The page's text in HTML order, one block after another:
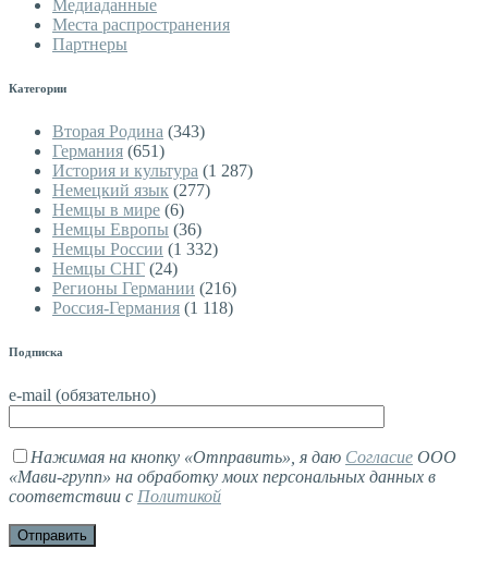
Медиаданные
Места распространения
Партнеры
Категории
Вторая Родина (343)
Германия (651)
История и культура (1 287)
Немецкий язык (277)
Немцы в мире (6)
Немцы Европы (36)
Немцы России (1 332)
Немцы СНГ (24)
Регионы Германии (216)
Россия-Германия (1 118)
Подписка
e-mail (обязательно)
Нажимая на кнопку «Отправить», я даю Согласие ООО
«Мави-групп» на обработку моих персональных данных в
соответствии с Политикой